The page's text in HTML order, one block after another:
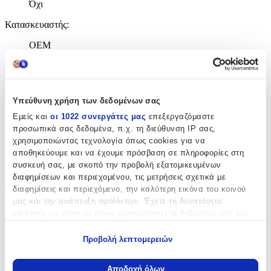
Υπεύθυνη χρήση των δεδομένων σας
Εμείς και οι 1022 συνεργάτες μας επεξεργαζόμαστε
προσωπικά σας δεδομένα, π.χ. τη διεύθυνση IP σας,
χρησιμοποιώντας τεχνολογία όπως cookies για να
αποθηκεύουμε και να έχουμε πρόσβαση σε πληροφορίες στη
συσκευή σας, με σκοπό την προβολή εξατομικευμένων
διαφημίσεων και περιεχομένου, τις μετρήσεις σχετικά με
διαφημίσεις και περιεχόμενο, την καλύτερη εικόνα του κοινού
μας και την ανάπτυξη προϊόντων. Έχετε τη δυνατότητα
Να συλλέξουμε πληροφορίες σχετικά με τη γεωγραφική
Προβολή λεπτομερειών
Αποδοχή όλων
Όχι
Κατασκευαστής:
OEM
Χαρακτηριστικά
Χαρακτηριστικά
με Κλειδαριά
Όχι
Τύπος: